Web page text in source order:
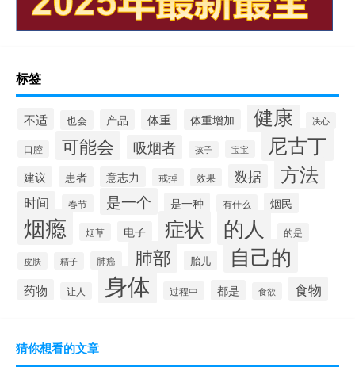
标签
不适 也会 产品 体重 体重增加 健康 决心
口腔 可能会 吸烟者 孩子 宝宝 尼古丁
建议 患者 意志力 戒掉 效果 数据 方法
时间 春节 是一个 是一种 有什么 烟民
烟瘾 烟草 电子 症状 的人 的是
皮肤 精子 肺癌 肺部 胎儿 自己的
药物 让人 身体 过程中 都是 食欲 食物
猜你想看的文章